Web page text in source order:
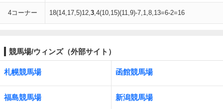
4コーナー 18(14,17,5)12,3,4(10,15)(11,9)-7,1,8,13=6-2=16
競馬場/ウィンズ（外部サイト）
札幌競馬場 函館競馬場
福島競馬場 新潟競馬場